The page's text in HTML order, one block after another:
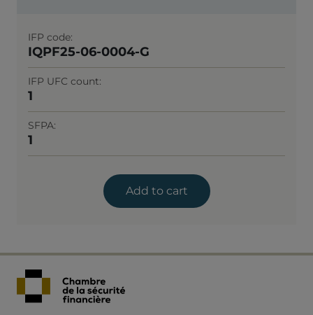
IFP code
IQPF25-06-0004-G
IFP UFC count
1
SFPA
1
Add to cart